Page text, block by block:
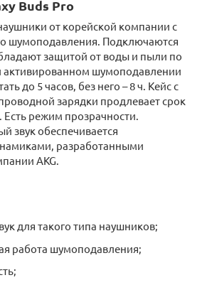
Buds Pro
от корейской компании с
шумоподавления. Подключаются
защитой от воды и пыли по
активированном шумоподавлении
до 5 часов, без него – 8 ч. Кейс с
зарядки продлевает срок
Есть режим прозрачности.
звук обеспечивается
разработанными
AKG.
для такого типа наушников;
работа шумоподавления;